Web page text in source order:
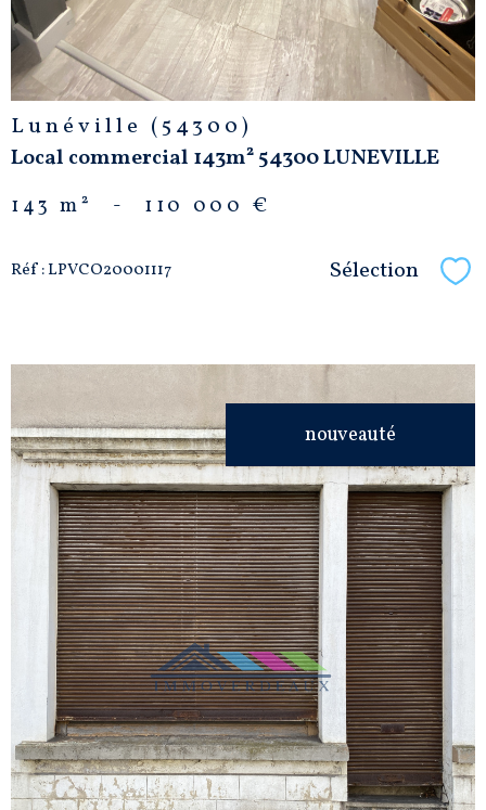
Lunéville (54300)
Local commercial 143m² 54300 LUNEVILLE
143 m² - 110 000 €
Réf : LPVCO20001117 Sélection
nouveauté
VOIR LE
BIEN